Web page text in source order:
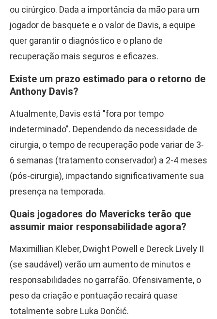
ou cirúrgico. Dada a importância da mão para um
jogador de basquete e o valor de Davis, a equipe
quer garantir o diagnóstico e o plano de
recuperação mais seguros e eficazes.
Existe um prazo estimado para o retorno de
Anthony Davis?
Atualmente, Davis está "fora por tempo
indeterminado". Dependendo da necessidade de
cirurgia, o tempo de recuperação pode variar de 3-
6 semanas (tratamento conservador) a 2-4 meses
(pós-cirurgia), impactando significativamente sua
presença na temporada.
Quais jogadores do Mavericks terão que
assumir maior responsabilidade agora?
Maximillian Kleber, Dwight Powell e Dereck Lively II
(se saudável) verão um aumento de minutos e
responsabilidades no garrafão. Ofensivamente, o
peso da criação e pontuação recairá quase
totalmente sobre Luka Dončić.